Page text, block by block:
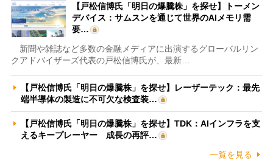
【戸松信博氏「明日の爆騰株」を探せ】トーメン
デバイス：サムスンを通じて世界のAIメモリ需
要…
新聞や雑誌など多数の金融メディアに出演するグローバルリン
クアドバイザーズ代表の戸松信博氏が、最新…
【戸松信博氏「明日の爆騰株」を探せ】レーザーテック：最先
端半導体の製造に不可欠な検査装…
【戸松信博氏「明日の爆騰株」を探せ】TDK：AIインフラを支
えるキープレーヤー 成長の再評…
一覧を見る